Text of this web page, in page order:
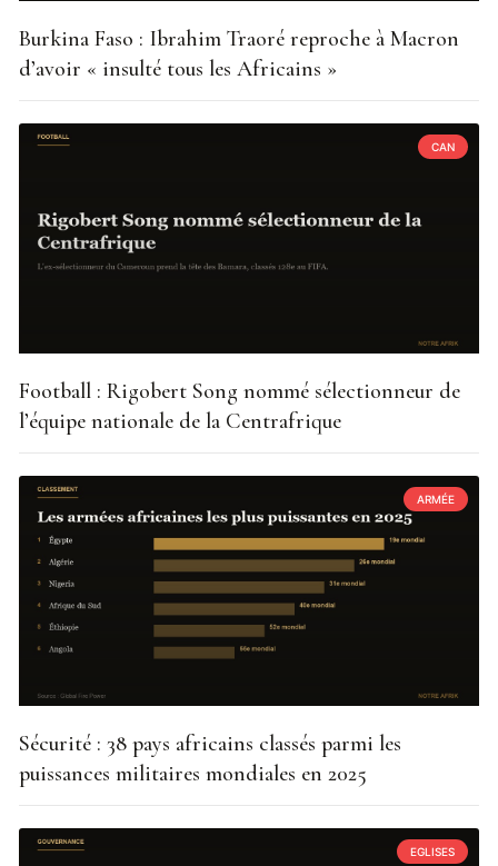
Burkina Faso : Ibrahim Traoré reproche à Macron
d’avoir « insulté tous les Africains »
CAN
Football : Rigobert Song nommé sélectionneur de
l’équipe nationale de la Centrafrique
ARMÉE
Sécurité : 38 pays africains classés parmi les
puissances militaires mondiales en 2025
EGLISES